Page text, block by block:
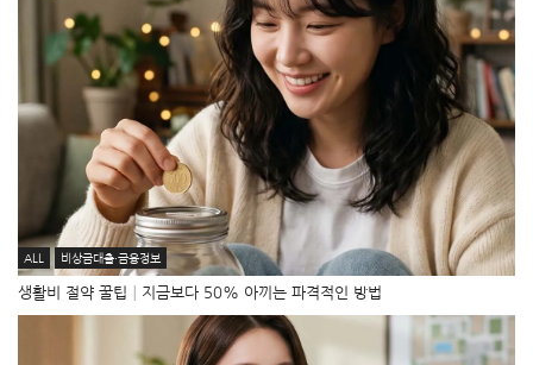
ALL 비상금대출·금융정보
생활비 절약 꿀팁│지금보다 50% 아끼는 파격적인 방법